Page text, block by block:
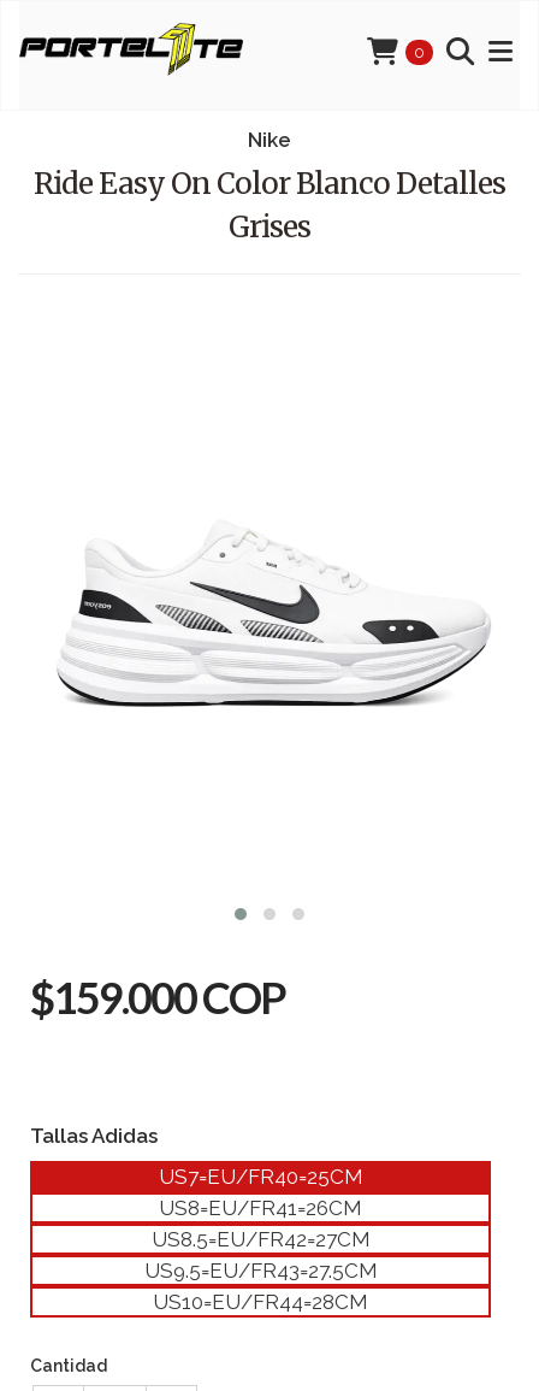
0
Nike
Ride Easy On Color Blanco Detalles
Grises
$159.000 COP
Tallas Adidas
US7=EU/FR40=25CM
US8=EU/FR41=26CM
US8.5=EU/FR42=27CM
US9.5=EU/FR43=27.5CM
US10=EU/FR44=28CM
Cantidad